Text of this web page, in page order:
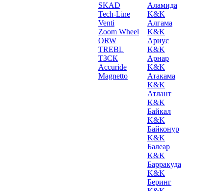
SKAD
Tech-Line
Venti
Zoom Wheel
ORW
TREBL
ТЗСК
Accuride
Magnetto
Аламида
K&K
Алгама
K&K
Ариус
K&K
Арнар
K&K
Атакама
K&K
Атлант
K&K
Байкал
K&K
Байконур
K&K
Балеар
K&K
Барракуда
K&K
Беринг